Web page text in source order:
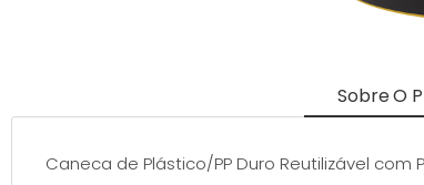
Sobre O
Caneca de Plástico/PP Duro Reutilizável